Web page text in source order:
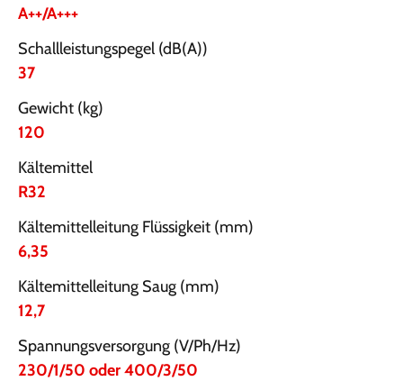
A++/A+++
Schallleistungspegel (dB(A))
37
Gewicht (kg)
120
Kältemittel
R32
Kältemittelleitung Flüssigkeit (mm)
6,35
Kältemittelleitung Saug (mm)
12,7
Spannungsversorgung (V/Ph/Hz)
230/1/50 oder 400/3/50